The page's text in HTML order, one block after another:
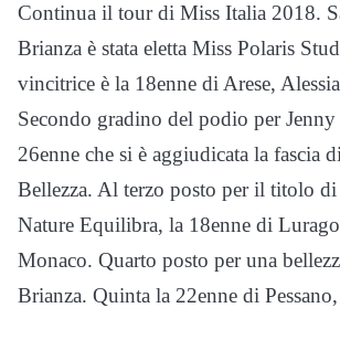
Continua il tour di Miss Italia 2018.
Brianza è stata eletta Miss Polaris
vincitrice è la 18enne di Arese,
Secondo gradino del podio per Jenny
26enne che si è aggiudicata la fascia
Bellezza. Al terzo posto per il titolo di
Nature Equilibra, la 18enne di
Monaco. Quarto posto per una
Brianza. Quinta la 22enne di